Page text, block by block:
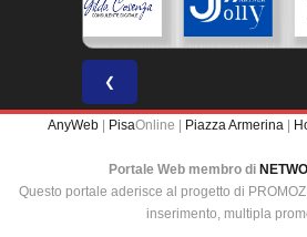
❮
AnyWeb PisaOnline | Piazza Armerina
Portale Web membro di
Questo portale aderisce al progetto di
inserimento, multipla